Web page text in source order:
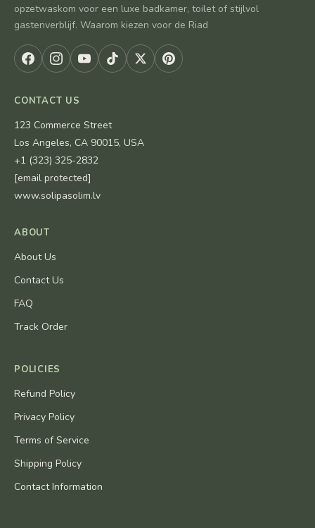
opzetwaskom voor een luxe badkamer, toilet of stijlvol
gastenverblijf. Waarom kiezen voor de Riad
CONTACT US
123 Commerce Street
Los Angeles, CA 90015, USA
+1 (323) 325-2832
[email protected]
www.solipasolim.lv
ABOUT
About Us
Contact Us
FAQ
Track Order
POLICIES
Refund Policy
Privacy Policy
Terms of Service
Shipping Policy
Contact Information